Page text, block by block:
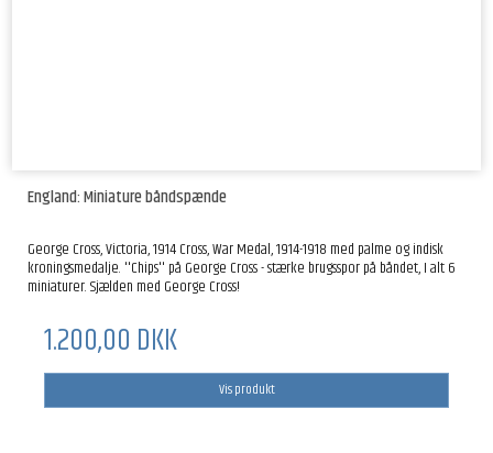
England: Miniature båndspænde
George Cross, Victoria, 1914 Cross, War Medal, 1914-1918 med palme og indisk
kroningsmedalje. ''Chips'' på George Cross - stærke brugsspor på båndet, I alt 6
miniaturer. Sjælden med George Cross!
1.200,00 DKK
Vis produkt